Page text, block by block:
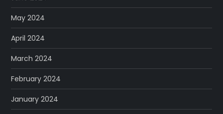
May 2024
April 2024
March 2024
February 2024
January 2024